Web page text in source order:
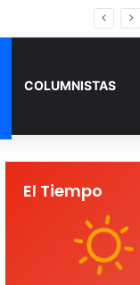
COLUMNISTAS
El Tiempo